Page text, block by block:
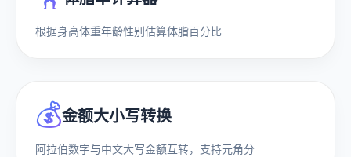
根据身高体重年龄性别估算体脂百分比
💰金额大小写转换
阿拉伯数字与中文大写金额互转，支持元角分